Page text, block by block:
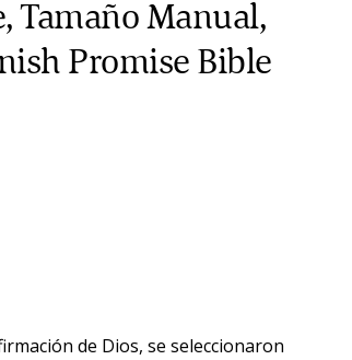
Tamaño Manual,
Promise Bible
de Dios, se seleccionaron